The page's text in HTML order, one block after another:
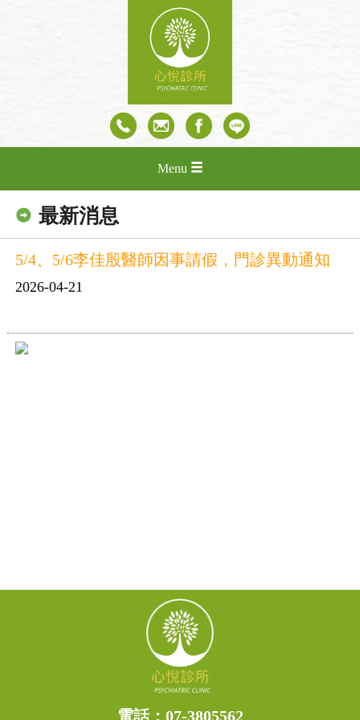
Menu
最新消息
5/4、5/6李佳殷醫師因事請假，門診異動通知
2026-04-21
電話： 07-3805562